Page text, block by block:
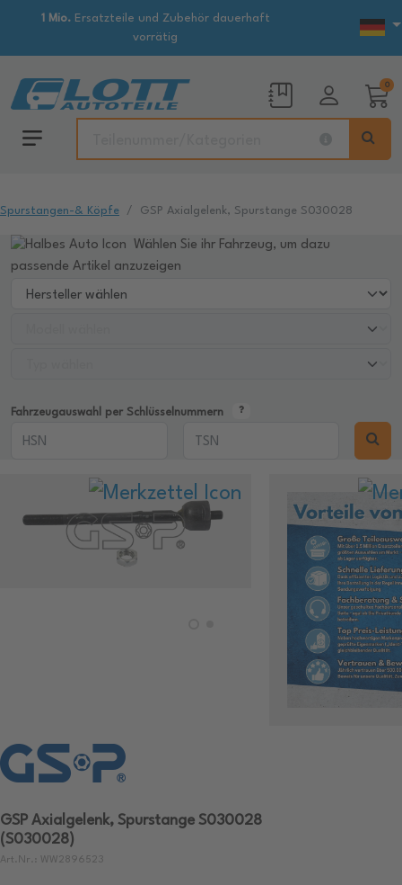
1 Mio.Ersatzteile und Zubehör dauerhaft
vorrätig
0
Spurstangen-& Köpfe GSP Axialgelenk, Spurstange S030028
Wählen Sie ihr Fahrzeug, um dazu
passende Artikel anzuzeigen
Fahrzeugauswahl per Schlüsselnummern
GSP Axialgelenk, Spurstange S030028
(S030028)
Art.Nr.: WW2896523